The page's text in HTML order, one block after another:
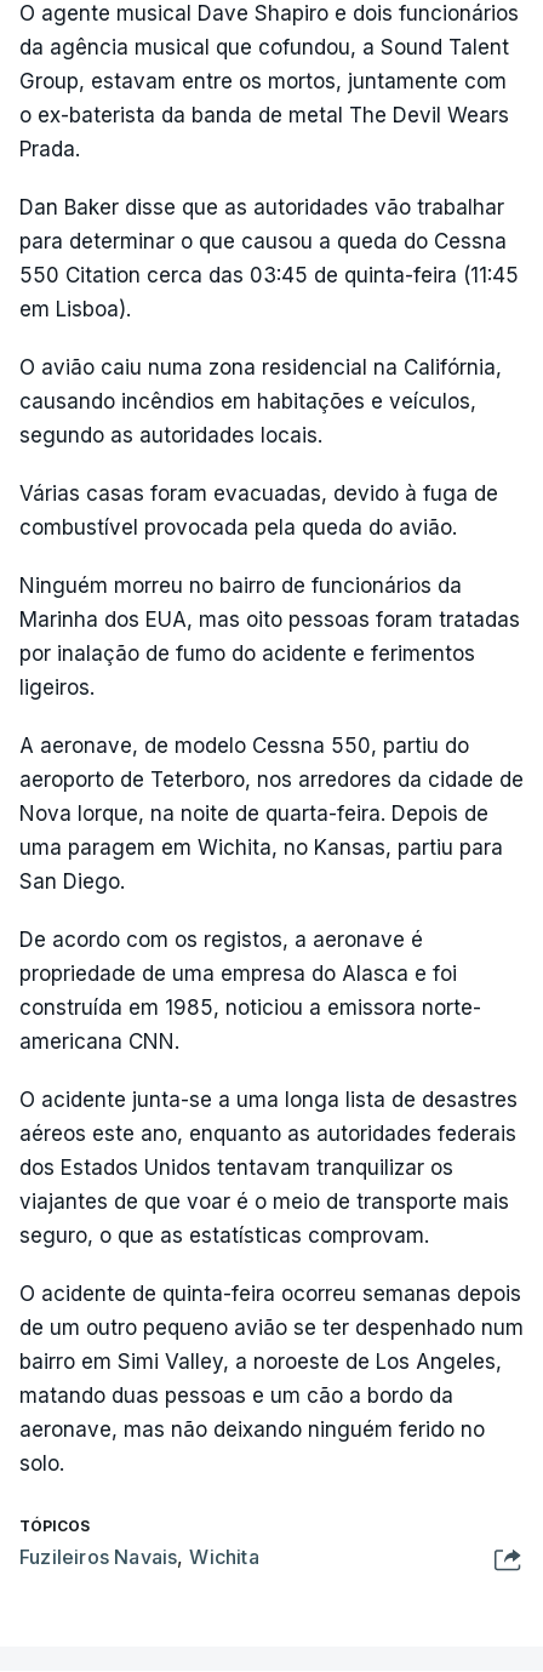
O agente musical Dave Shapiro e dois funcionários
da agência musical que cofundou, a Sound Talent
Group, estavam entre os mortos, juntamente com
o ex-baterista da banda de metal The Devil Wears
Prada.
Dan Baker disse que as autoridades vão trabalhar
para determinar o que causou a queda do Cessna
550 Citation cerca das 03:45 de quinta-feira (11:45
em Lisboa).
O avião caiu numa zona residencial na Califórnia,
causando incêndios em habitações e veículos,
segundo as autoridades locais.
Várias casas foram evacuadas, devido à fuga de
combustível provocada pela queda do avião.
Ninguém morreu no bairro de funcionários da
Marinha dos EUA, mas oito pessoas foram tratadas
por inalação de fumo do acidente e ferimentos
ligeiros.
A aeronave, de modelo Cessna 550, partiu do
aeroporto de Teterboro, nos arredores da cidade de
Nova Iorque, na noite de quarta-feira. Depois de
uma paragem em Wichita, no Kansas, partiu para
San Diego.
De acordo com os registos, a aeronave é
propriedade de uma empresa do Alasca e foi
construída em 1985, noticiou a emissora norte-
americana CNN.
O acidente junta-se a uma longa lista de desastres
aéreos este ano, enquanto as autoridades federais
dos Estados Unidos tentavam tranquilizar os
viajantes de que voar é o meio de transporte mais
seguro, o que as estatísticas comprovam.
O acidente de quinta-feira ocorreu semanas depois
de um outro pequeno avião se ter despenhado num
bairro em Simi Valley, a noroeste de Los Angeles,
matando duas pessoas e um cão a bordo da
aeronave, mas não deixando ninguém ferido no
solo.
TÓPICOS
Fuzileiros Navais,Wichita